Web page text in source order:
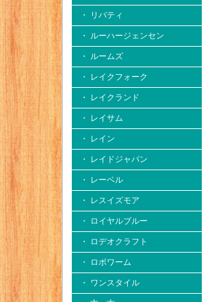
・ リバティ
・ ルーハージェンセン
・ ルームズ
・ レイクフォーク
・ レイクランド
・ レイサム
・ レイン
・ レイドジャパン
・ レーベル
・ レスイズモア
・ ロイヤルブルー
・ ロデオクラフト
・ ロボワーム
・ ワンスタイル